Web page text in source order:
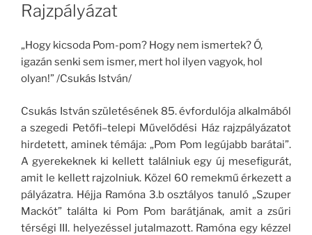
Rajzpályázat
„Hogy kicsoda Pom-pom? Hogy nem ismertek? Ó,
igazán senki sem ismer, mert hol ilyen vagyok, hol
olyan!” /Csukás István/
Csukás István születésének 85. évfordulója alkalmából
a szegedi Petőfi–telepi Művelődési Ház rajzpályázatot
hirdetett, aminek témája: „Pom Pom legújabb barátai”.
A gyerekeknek ki kellett találniuk egy új mesefigurát,
amit le kellett rajzolniuk. Közel 60 remekmű érkezett a
pályázatra. Héjja Ramóna 3.b osztályos tanuló „Szuper
Mackót” találta ki Pom Pom barátjának, amit a zsűri
térségi III. helyezéssel jutalmazott. Ramóna egy kézzel